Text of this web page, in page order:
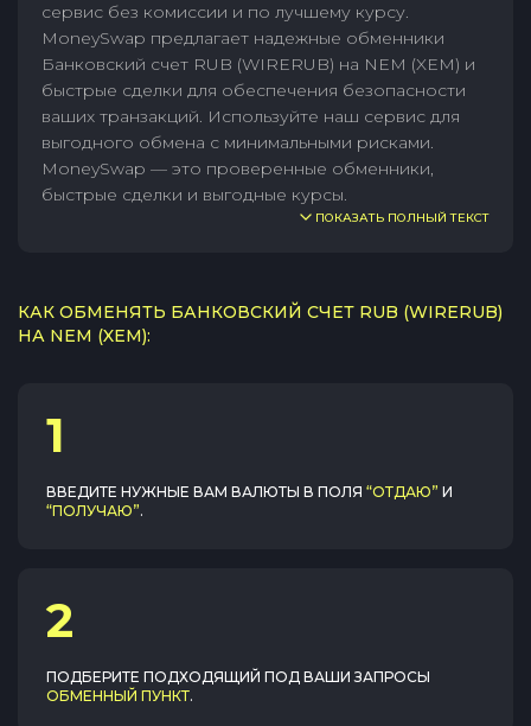
сервис без комиссии и по лучшему курсу.
MoneySwap предлагает надежные обменники
Банковский счет RUB (WIRERUB) на NEM (XEM) и
быстрые сделки для обеспечения безопасности
ваших транзакций. Используйте наш сервис для
выгодного обмена с минимальными рисками.
MoneySwap — это проверенные обменники,
быстрые сделки и выгодные курсы.
ПОКАЗАТЬ ПОЛНЫЙ ТЕКСТ
КАК ОБМЕНЯТЬ БАНКОВСКИЙ СЧЕТ RUB (WIRERUB)
НА NEM (XEM):
1
ВВЕДИТЕ НУЖНЫЕ ВАМ ВАЛЮТЫ В ПОЛЯ “ОТДАЮ” И
“ПОЛУЧАЮ”.
2
ПОДБЕРИТЕ ПОДХОДЯЩИЙ ПОД ВАШИ ЗАПРОСЫ
ОБМЕННЫЙ ПУНКТ.